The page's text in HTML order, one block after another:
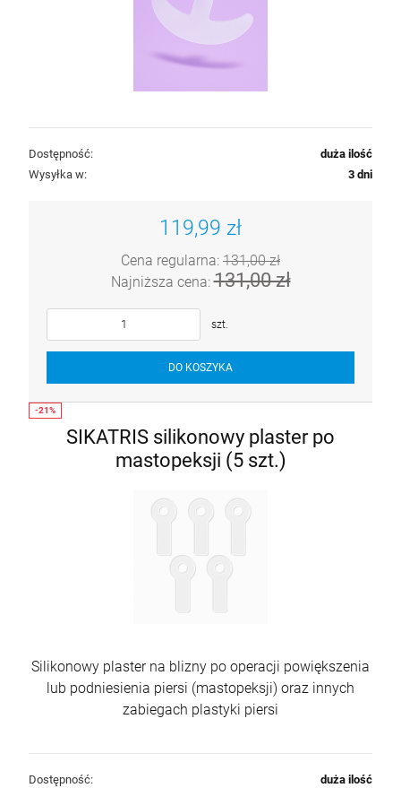
Dostępność:
duża ilość
Wysyłka w:
3 dni
119,99 zł
Cena regularna: 131,00 zł
Najniższa cena:131,00 zł
szt.
DO KOSZYKA
SIKATRIS silikonowy plaster po
mastopeksji (5 szt.)
Silikonowy plaster na blizny po operacji powiększenia
lub podniesienia piersi (mastopeksji) oraz innych
zabiegach plastyki piersi
Dostępność:
duża ilość